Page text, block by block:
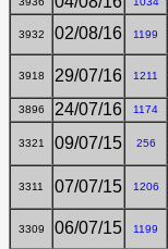
3932 02/08/16 1199
3918 29/07/16 1211
3896 24/07/16 1174
3321 09/07/15 256
3311 07/07/15 1206
3309 06/07/15 1199